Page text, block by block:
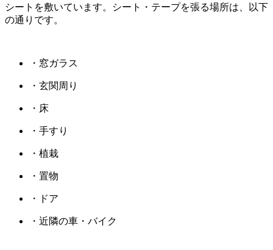
シートを敷いています。シート・テープを張る場所は、以下
の通りです。
・窓ガラス
・玄関周り
・床
・手すり
・植栽
・置物
・ドア
・近隣の車・バイク